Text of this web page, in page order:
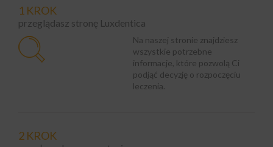
1 KROK
przeglądasz stronę Luxdentica
Na naszej stronie znajdziesz
wszystkie potrzebne
informacje, które pozwolą Ci
podjąć decyzję o rozpoczęciu
leczenia.
2 KROK